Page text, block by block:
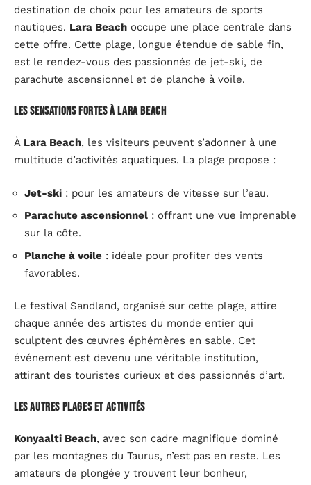
destination de choix pour les amateurs de sports
nautiques. Lara Beach occupe une place centrale dans
cette offre. Cette plage, longue étendue de sable fin,
est le rendez-vous des passionnés de jet-ski, de
parachute ascensionnel et de planche à voile.
Les sensations fortes à Lara Beach
À Lara Beach, les visiteurs peuvent s’adonner à une
multitude d’activités aquatiques. La plage propose :
Jet-ski : pour les amateurs de vitesse sur l’eau.
Parachute ascensionnel : offrant une vue imprenable
sur la côte.
Planche à voile : idéale pour profiter des vents
favorables.
Le festival Sandland, organisé sur cette plage, attire
chaque année des artistes du monde entier qui
sculptent des œuvres éphémères en sable. Cet
événement est devenu une véritable institution,
attirant des touristes curieux et des passionnés d’art.
Les autres plages et activités
Konyaalti Beach, avec son cadre magnifique dominé
par les montagnes du Taurus, n’est pas en reste. Les
amateurs de plongée y trouvent leur bonheur,